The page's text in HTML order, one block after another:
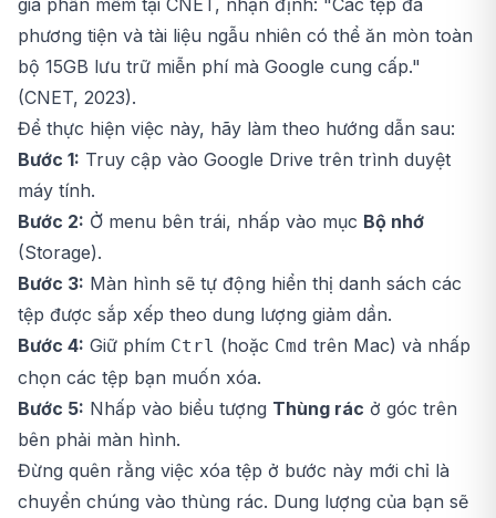
phương tiện và tài liệu ngẫu nhiên có thể ăn mòn toàn
bộ 15GB lưu trữ miễn phí mà Google cung cấp."
(CNET, 2023).
Để thực hiện việc này, hãy làm theo hướng dẫn sau:
Bước 1: Truy cập vào Google Drive trên trình duyệt
máy tính.
Bước 2: Ở menu bên trái, nhấp vào mục Bộ nhớ
(Storage).
Bước 3: Màn hình sẽ tự động hiển thị danh sách các
tệp được sắp xếp theo dung lượng giảm dần.
Bước 4: Giữ phím Ctrl (hoặc Cmd trên Mac) và nhấp
chọn các tệp bạn muốn xóa.
Bước 5: Nhấp vào biểu tượng Thùng rác ở góc trên
bên phải màn hình.
Đừng quên rằng việc xóa tệp ở bước này mới chỉ là
chuyển chúng vào thùng rác. Dung lượng của bạn sẽ